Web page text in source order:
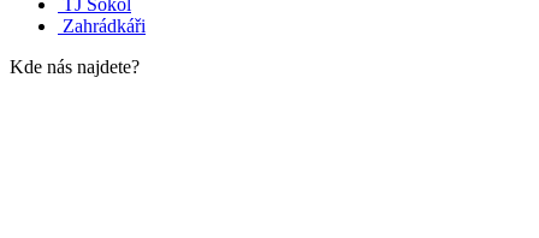
TJ Sokol
Zahrádkáři
Kde nás najdete?